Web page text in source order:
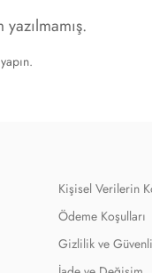
Kişisel Verilerin
Ödeme Koşulları
Gizlilik ve